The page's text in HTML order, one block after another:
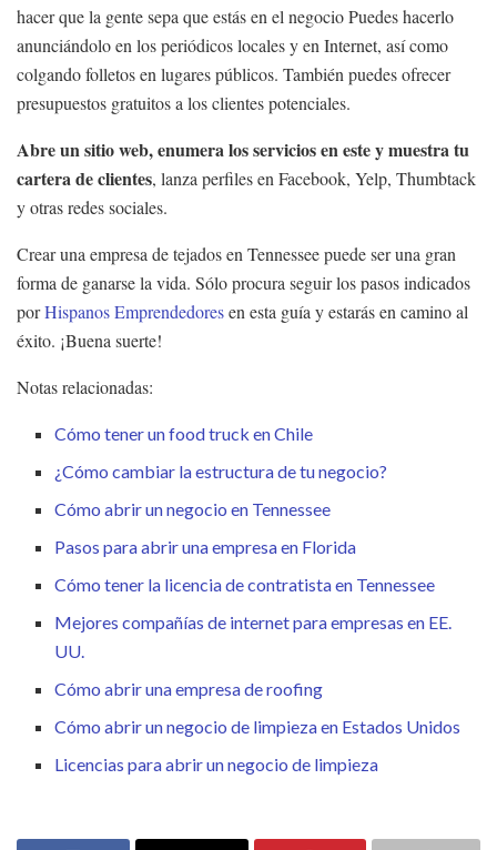
hacer que la gente sepa que estás en el negocio Puedes hacerlo
anunciándolo en los periódicos locales y en Internet, así como
colgando folletos en lugares públicos. También puedes ofrecer
presupuestos gratuitos a los clientes potenciales.
Abre un sitio web, enumera los servicios en este y muestra tu
cartera de clientes, lanza perfiles en Facebook, Yelp, Thumbtack
y otras redes sociales.
Crear una empresa de tejados en Tennessee puede ser una gran
forma de ganarse la vida. Sólo procura seguir los pasos indicados
porHispanos Emprendedoresen esta guía y estarás en camino al
éxito. ¡Buena suerte!
Notas relacionadas:
Cómo tener un food truck en Chile
¿Cómo cambiar la estructura de tu negocio?
Cómo abrir un negocio en Tennessee
Pasos para abrir una empresa en Florida
Cómo tener la licencia de contratista en Tennessee
Mejores compañías de internet para empresas en EE.
UU.
Cómo abrir una empresa de roofing
Cómo abrir un negocio de limpieza en Estados Unidos
Licencias para abrir un negocio de limpieza